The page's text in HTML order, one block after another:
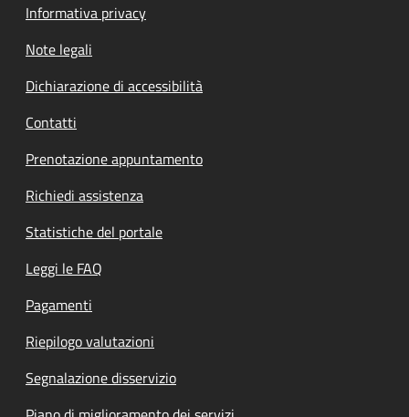
Informativa privacy
Note legali
Dichiarazione di accessibilità
Contatti
Prenotazione appuntamento
Richiedi assistenza
Statistiche del portale
Leggi le FAQ
Pagamenti
Riepilogo valutazioni
Segnalazione disservizio